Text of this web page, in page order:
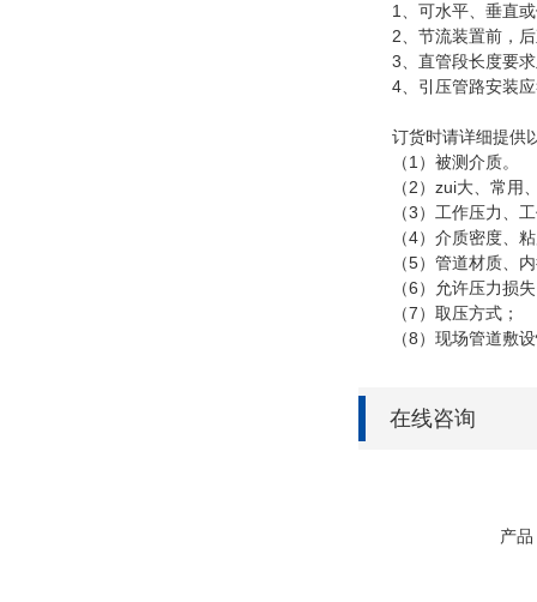
1、可水平、垂直或
2、节流装置前，后
3、直管段长度要求
4、引压管路安装应
订货时请详细提供
（1）被测介质。
（2）zui大、常用、
（3）工作压力、工
（4）介质密度、粘
（5）管道材质、内
（6）允许压力损失
（7）取压方式；
（8）现场管道敷设
在线咨询
产品